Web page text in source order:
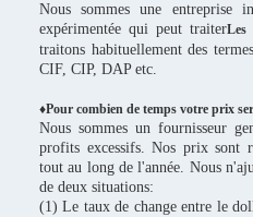
Nous sommes une entreprise
expérimentée qui peut traiterLes
traitons habituellement des
CIF, CIP, DAP etc.
♦Pour combien de temps votre prix
Nous sommes un fournisseur
profits excessifs. Nos prix sont
tout au long de l'année. Nous
de deux situations:
(1) Le taux de change entre le